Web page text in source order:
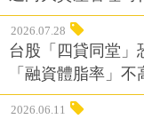
2026.07.28
台股「四貸同堂」
「融資體脂率」不
2026.06.11